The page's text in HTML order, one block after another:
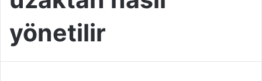
yönetilir